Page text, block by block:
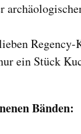
ein Stück
Bänden: